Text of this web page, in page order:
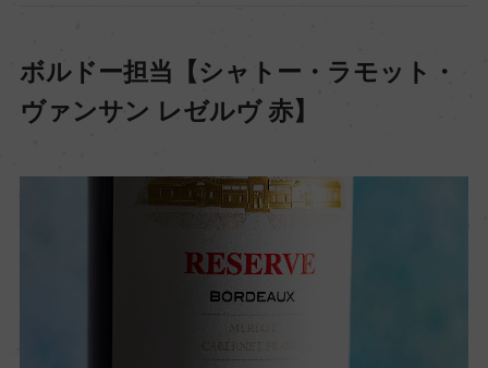
ボルドー担当【シャトー・ラモット・
ヴァンサン レゼルヴ 赤】